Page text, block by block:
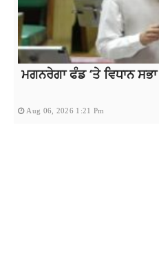
ਮਗਨਰੇਗਾ ਫੰਡ ‘ਤੇ ਵਿਧਾਨ ਸਭਾ
Aug 06, 2026 1:21 Pm